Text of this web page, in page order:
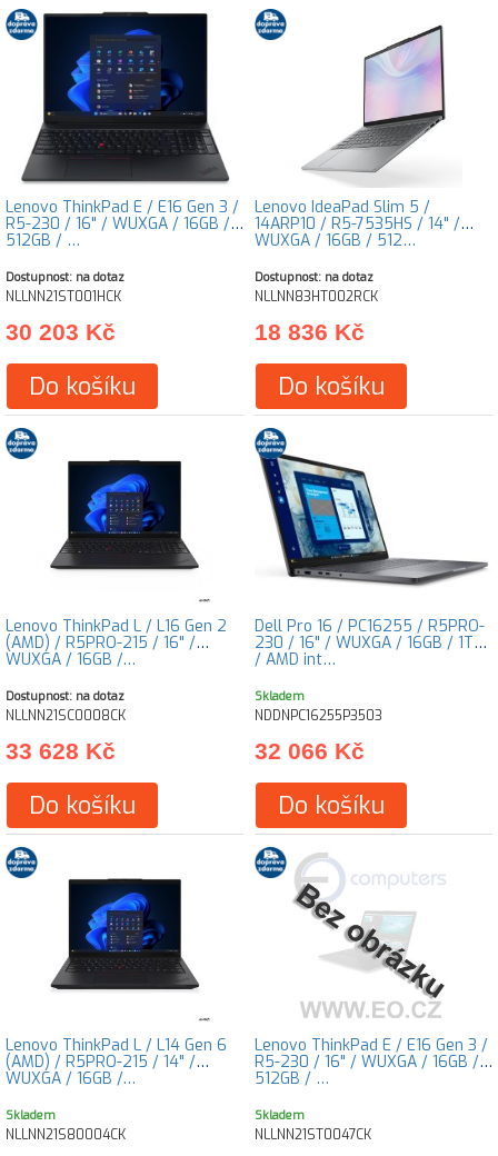
Lenovo ThinkPad E / E16 Gen 3 /
R5-230 / 16" / WUXGA / 16GB /
512GB / …
Dostupnost: na dotaz
NLLNN21ST001HCK
30 203 Kč
Do košíku
Lenovo IdeaPad Slim 5 /
14ARP10 / R5-7535HS / 14" /
WUXGA / 16GB / 512…
Dostupnost: na dotaz
NLLNN83HT002RCK
18 836 Kč
Do košíku
Lenovo ThinkPad L / L16 Gen 2
(AMD) / R5PRO-215 / 16" /
WUXGA / 16GB /…
Dostupnost: na dotaz
NLLNN21SC0008CK
33 628 Kč
Do košíku
Dell Pro 16 / PC16255 / R5PRO-
230 / 16" / WUXGA / 16GB / 1TB
/ AMD int…
Skladem
NDDNPC16255P3503
32 066 Kč
Do košíku
Lenovo ThinkPad L / L14 Gen 6
(AMD) / R5PRO-215 / 14" /
WUXGA / 16GB /…
Skladem
NLLNN21S80004CK
Lenovo ThinkPad E / E16 Gen 3 /
R5-230 / 16" / WUXGA / 16GB /
512GB / …
Skladem
NLLNN21ST0047CK